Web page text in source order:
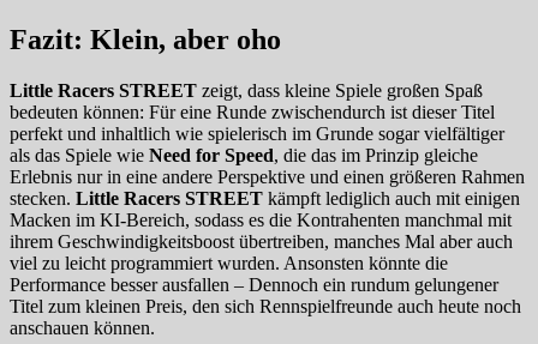
Fazit: Klein, aber oho
Little Racers STREET zeigt, dass kleine Spiele großen Spaß
bedeuten können: Für eine Runde zwischendurch ist dieser Titel
perfekt und inhaltlich wie spielerisch im Grunde sogar vielfältiger
als das Spiele wie Need for Speed, die das im Prinzip gleiche
Erlebnis nur in eine andere Perspektive und einen größeren Rahmen
stecken. Little Racers STREET kämpft lediglich auch mit einigen
Macken im KI-Bereich, sodass es die Kontrahenten manchmal mit
ihrem Geschwindigkeitsboost übertreiben, manches Mal aber auch
viel zu leicht programmiert wurden. Ansonsten könnte die
Performance besser ausfallen – Dennoch ein rundum gelungener
Titel zum kleinen Preis, den sich Rennspielfreunde auch heute noch
anschauen können.